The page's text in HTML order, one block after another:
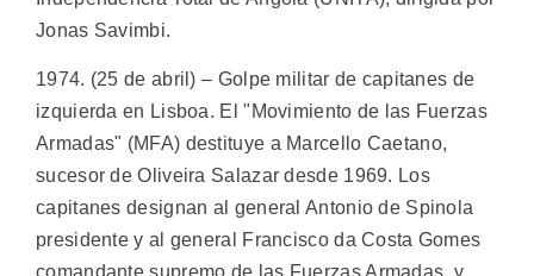
Jonas Savimbi.
1974. (25 de abril) – Golpe militar de capitanes de
izquierda en Lisboa. El "Movimiento de las Fuerzas
Armadas" (MFA) destituye a Marcello Caetano,
sucesor de Oliveira Salazar desde 1969. Los
capitanes designan al general Antonio de Spinola
presidente y al general Francisco da Costa Gomes
comandante supremo de las Fuerzas Armadas, y